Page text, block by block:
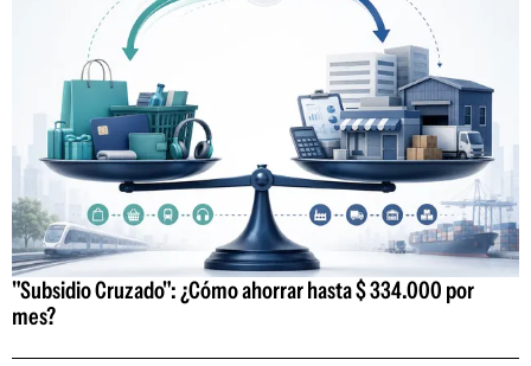
"Subsidio Cruzado": ¿Cómo ahorrar hasta $ 334.000 por
mes?